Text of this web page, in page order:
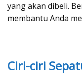
yang akan dibeli.
membantu Anda
Ciri-ciri